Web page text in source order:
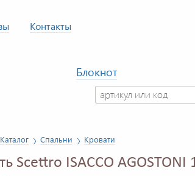
Контакты
Блокнот
Каталог Спальни Кровати
Scettro ISACCO AGOSTONI